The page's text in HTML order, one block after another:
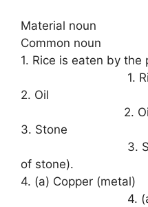
Material noun
Common noun
1. Rice is eaten by
1. Rice is
2.
2. Oils
3.
3. Stones
of stone).
4. (a)
4. (a)